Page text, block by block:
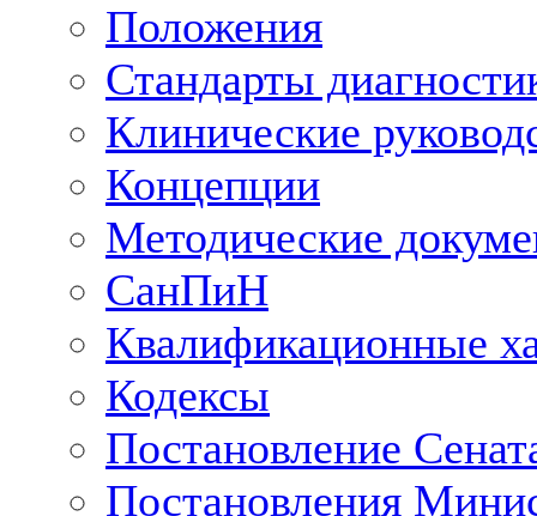
Положения
Стандарты
Клинические
Концепции
Методические
СанПиН
Квалификационные
Кодексы
Постановление
Постановления